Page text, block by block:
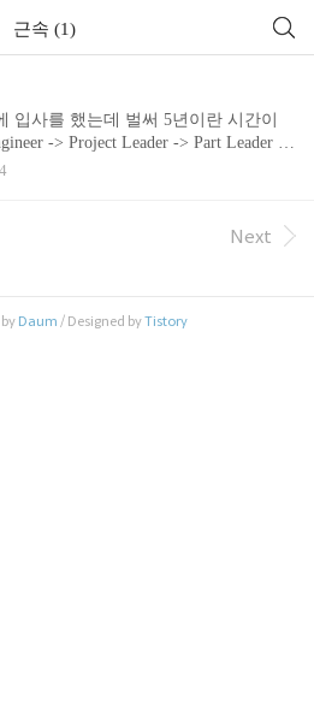
근속 (1)
입사를 했는데 벌써 5년이란 시간이
-> Project Leader -> Part Leader 등
에 5년이 흘렀는데 이제는 Tech Traini
( Gum Ball Machine)입니다. 작년 까지
Next
Daum / Designed byTistory